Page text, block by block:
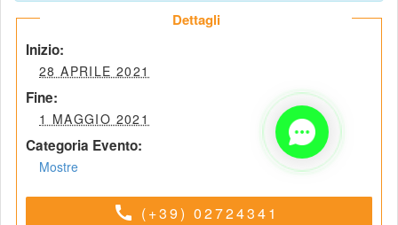
Dettagli
Inizio:
28 APRILE 2021
Fine:
1 MAGGIO 2021
Categoria Evento:
Mostre
call (+39) 02724341